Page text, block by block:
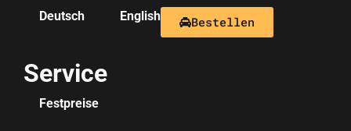
Deutsch English Bestellen
Service
Festpreise